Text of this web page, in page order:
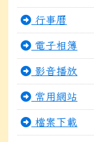
行事曆
電子相簿
影音播放
常用網站
檔案下載